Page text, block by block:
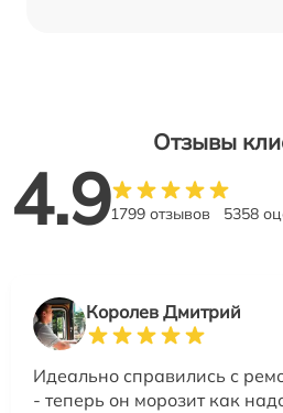
Отзывы
4.91799 отзывов 5358
Королев Дмитрий
Идеально справились с
- теперь он морозит как